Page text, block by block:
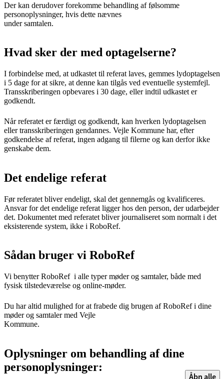
Der kan derudover forekomme behandling af følsomme
personoplysninger, hvis dette nævnes
under samtalen.
Hvad sker der med optagelserne?
I forbindelse med, at udkastet til referat laves, gemmes lydoptagelsen
i 5 dage for at sikre, at denne kan tilgås ved eventuelle systemfejl.
Transskriberingen opbevares i 30 dage, eller indtil udkastet er
godkendt.
Når referatet er færdigt og godkendt, kan hverken lydoptagelsen
eller transskriberingen gendannes. Vejle Kommune har, efter
godkendelse af referat, ingen adgang til filerne og kan derfor ikke
genskabe dem.
Det endelige referat
Før referatet bliver endeligt, skal det gennemgås og kvalificeres.
Ansvar for det endelige referat ligger hos den person, der udarbejder
det. Dokumentet med referatet bliver journaliseret som normalt i det
eksisterende system, ikke i RoboRef.
Sådan bruger vi RoboRef
Vi benytter RoboRef i alle typer møder og samtaler, både med
fysisk tilstedeværelse og online-møder.
Du har altid mulighed for at frabede dig brugen af RoboRef i dine
møder og samtaler med Vejle
Kommune.
Oplysninger om behandling af dine
personoplysninger:
Åbn alle